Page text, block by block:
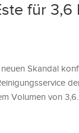
für 3,6
Skandal
Volumen von